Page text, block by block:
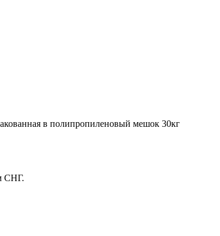
в полипропиленовый мешок 30кг
СНГ.